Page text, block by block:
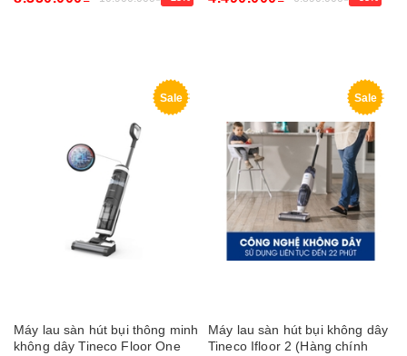
Sale
Máy lau sàn hút bụi thông minh
không dây Tineco Floor One
Sale
Máy lau sàn hút bụi không dây
Tineco Ifloor 2 (Hàng chính